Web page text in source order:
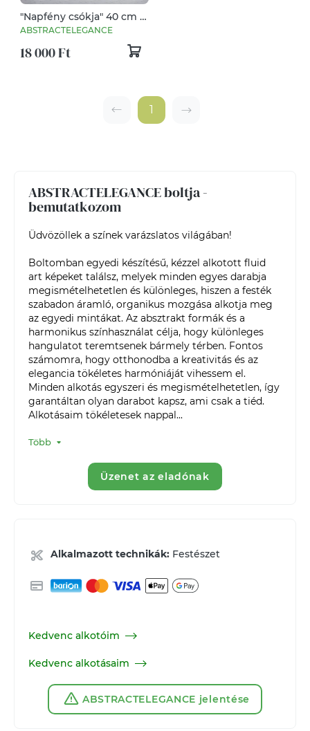
ABSTRACTELEGANCE boltja -
bemutatkozom
Üdvözöllek a színek varázslatos világában!
Boltomban egyedi készítésű, kézzel alkotott fluid
art képeket találsz, melyek minden egyes darabja
megismételhetetlen és különleges, hiszen a festék
szabadon áramló, organikus mozgása alkotja meg
az egyedi mintákat. Az absztrakt formák és a
harmonikus színhasználat célja, hogy különleges
hangulatot teremtsenek bármely térben. Fontos
számomra, hogy otthonodba a kreativitás és az
elegancia tökéletes harmóniáját vihessem el.
Minden alkotás egyszeri és megismételhetetlen, így
garantáltan olyan darabot kapsz, ami csak a tiéd.
Alkotásaim tökéletesek nappal...
Több
Üzenet az eladónak
Alkalmazott technikák: Festészet
Kedvenc alkotóim
Kedvenc alkotásaim
ABSTRACTELEGANCE jelentése
"Napfény csókja" 40 cm X
40 cm
ABSTRACTELEGANCE
18 000 Ft
1